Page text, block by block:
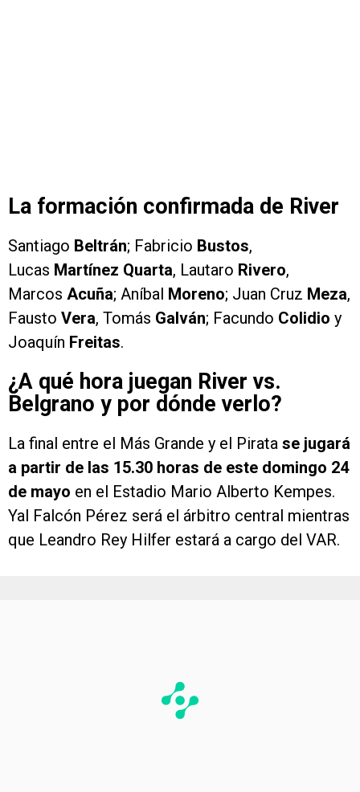
La formación confirmada de River
Santiago Beltrán; Fabricio Bustos,
Lucas Martínez Quarta, Lautaro Rivero,
Marcos Acuña; Aníbal Moreno; Juan Cruz Meza,
Fausto Vera, Tomás Galván; Facundo Colidio y
Joaquín Freitas.
¿A qué hora juegan River vs.
Belgrano y por dónde verlo?
La final entre el Más Grande y el Pirata se jugará
a partir de las 15.30 horas de este domingo 24
de mayo en el Estadio Mario Alberto Kempes.
Yal Falcón Pérez será el árbitro central mientras
que Leandro Rey Hilfer estará a cargo del VAR.